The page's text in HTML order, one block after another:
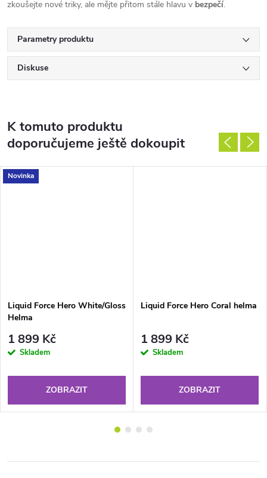
zkoušejte nové triky, ale mějte přitom stále hlavu v bezpečí.
Parametry produktu
Diskuse
K tomuto produktu
doporučujeme ještě dokoupit
Novinka
Liquid Force Hero White/Gloss
Helma
1 899 Kč
Skladem
ZOBRAZIT
Liquid Force Hero Coral helma
1 899 Kč
Skladem
ZOBRAZIT